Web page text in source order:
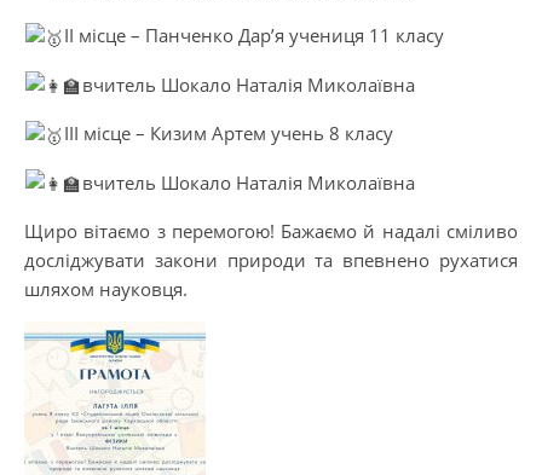
ІІ місце – Панченко Дар’я учениця 11 класу
вчитель Шокало Наталія Миколаївна
ІІІ місце – Кизим Артем учень 8 класу
вчитель Шокало Наталія Миколаївна
Щиро вітаємо з перемогою! Бажаємо й надалі сміливо
досліджувати закони природи та впевнено рухатися
шляхом науковця.